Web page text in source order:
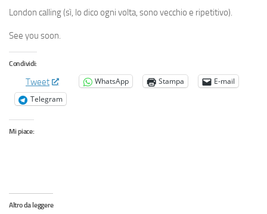
London calling (sì, lo dico ogni volta, sono vecchio e ripetitivo).
See you soon.
Condividi:
Tweet WhatsApp Stampa
E-mail
Telegram
Mi piace:
Altro da leggere